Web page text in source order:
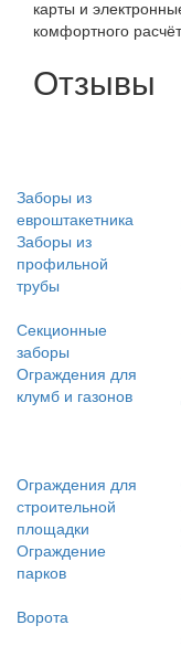
карты и
комфортного
Отзывы
Заборы из
евроштакетника
Заборы из
профильной
трубы
Секционные
заборы
Ограждения для
клумб и газонов
Ограждения для
строительной
площадки
Ограждение
парков
Ворота